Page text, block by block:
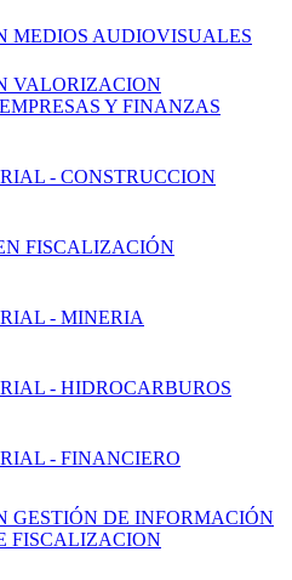
MEDIOS AUDIOVISUALES
VALORIZACION
Y FINANZAS
- CONSTRUCCION
FISCALIZACIÓN
- MINERIA
- HIDROCARBUROS
- FINANCIERO
GESTIÓN DE INFORMACIÓN
FISCALIZACION